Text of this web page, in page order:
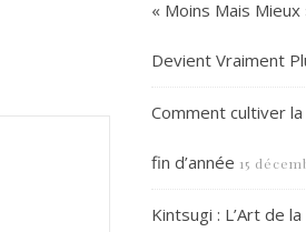
« Moins Mais Mieux
Devient Vraiment
Comment cultiver
fin d’année 15
Kintsugi : L’Art de